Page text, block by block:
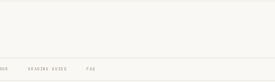
GRADING GUIDE FAQ